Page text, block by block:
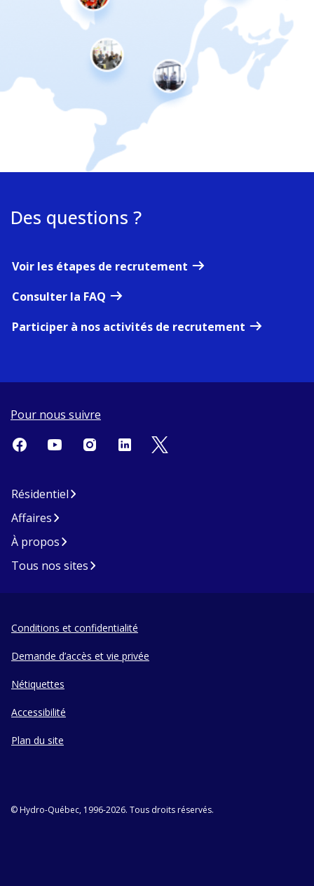
Des questions ?
Voir les étapes de recrutement
Consulter la FAQ
Participer à nos activités de recrutement
Pour nous suivre
Résidentiel
Affaires
À propos
Tous nos sites
Conditions et confidentialité
Demande d’accès et vie privée
Nétiquettes
Accessibilité
Plan du site
© Hydro-Québec, 1996-2026. Tous droits réservés.